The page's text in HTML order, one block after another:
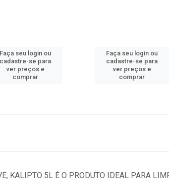
Faça seu login ou
cadastre-se para
ver preços e
comprar
Faça seu login ou
cadastre-se para
ver preços e
comprar
KALIPTO 5L É O PRODUTO IDEAL PARA